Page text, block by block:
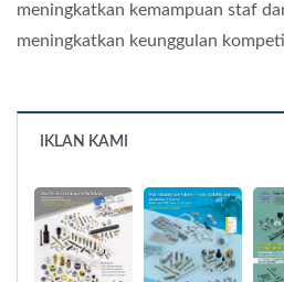
meningkatkan kemampuan staf
meningkatkan keunggulan
IKLAN KAMI